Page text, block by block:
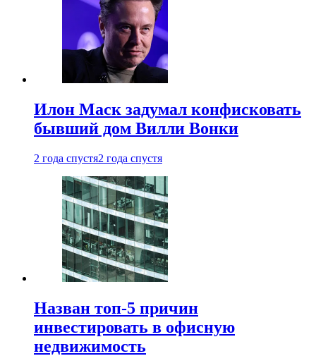
Илон Маск задумал конфисковать
бывший дом Вилли Вонки
2 года спустя2 года спустя
Назван топ-5 причин
инвестировать в офисную
недвижимость